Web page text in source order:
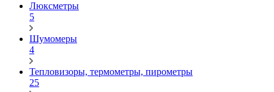
Люксметры
5
Шумомеры
4
Тепловизоры, термометры, пирометры
25